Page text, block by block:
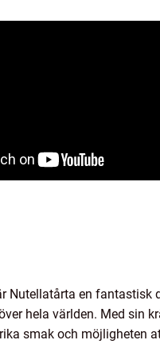
Nutellatårta en fantastisk
hela världen. Med sin
smak och möjligheten